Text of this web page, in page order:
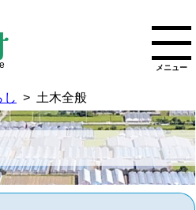
メニュー
し > 土木全般